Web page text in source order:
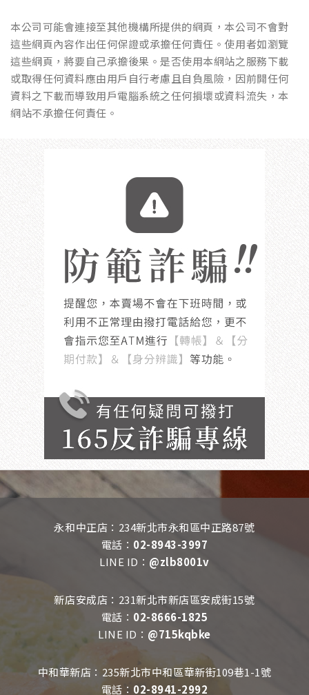
本公司可能會連接至其他機構所提供的網頁，本公司不會對
這些網頁內容作出任何保證或承擔任何責任。使用者如瀏覽
這些網頁，將要自己承擔後果。是否使用本網站之服務下載
或取得任何資料應由用戶自行考慮且自負風險，因前開任何
資料之下載而導致用戶電腦系統之任何損壞或資料流失，本
網站不承擔任何責任。
永和中正店：234新北市永和區中正路87號
電話： 02-8943-3997
LINE ID： @zlb8001v
新店安成店：231新北市新店區安成街15號
電話： 02-8666-1825
LINE ID： @715kqbke
中和華新店：235新北市中和區華新街109巷1-1號
電話： 02-8941-2992